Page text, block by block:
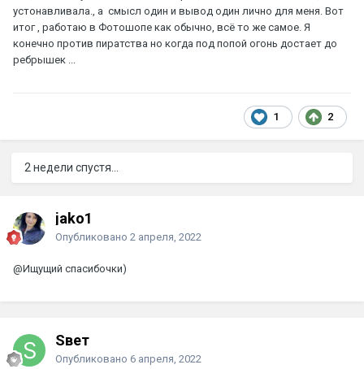
устонавливала., а смысл один и вывод один лично для меня. Вот
итог , работаю в Фотошопе как обычно, всё то же самое. Я
конечно против пиратства но когда под попой огонь достает до
ребрышек ...
1 2
2 недели спустя...
jako1
Опубликовано 2 апреля, 2022
@Ищущий спасибочки)
Sвет
Опубликовано 6 апреля, 2022